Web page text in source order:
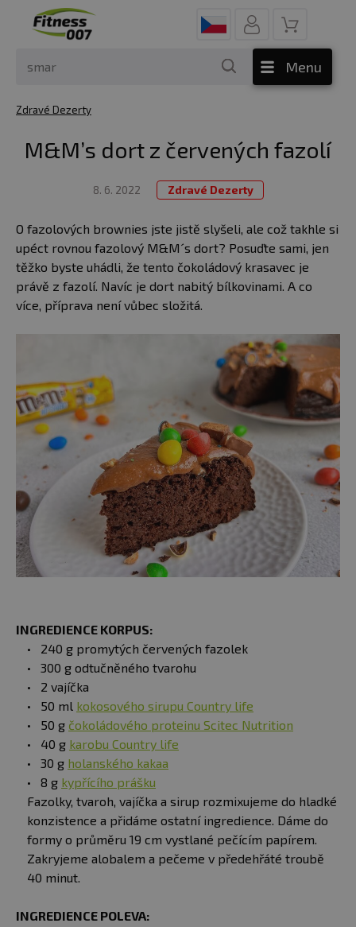
Menu
Zdravé Dezerty
M&M’s dort z červených fazolí
8. 6. 2022 Zdravé Dezerty
O fazolových brownies jste jistě slyšeli, ale což takhle si
upéct rovnou fazolový M&M´s dort? Posuďte sami, jen
těžko byste uhádli, že tento čokoládový krasavec je
právě z fazolí. Navíc je dort nabitý bílkovinami. A co
více, příprava není vůbec složitá.
INGREDIENCE KORPUS:
240 g promytých červených fazolek
300 g odtučněného tvarohu
2 vajíčka
50 ml kokosového sirupu Country life
50 g čokoládového proteinu Scitec Nutrition
40 g karobu Country life
30 g holanského kakaa
8 g kypřícího prášku
Fazolky, tvaroh, vajíčka a sirup rozmixujeme do hladké
konzistence a přidáme ostatní ingredience. Dáme do
formy o průměru 19 cm vystlané pečícím papírem.
Zakryjeme alobalem a pečeme v předehřáté troubě
40 minut.
INGREDIENCE POLEVA: